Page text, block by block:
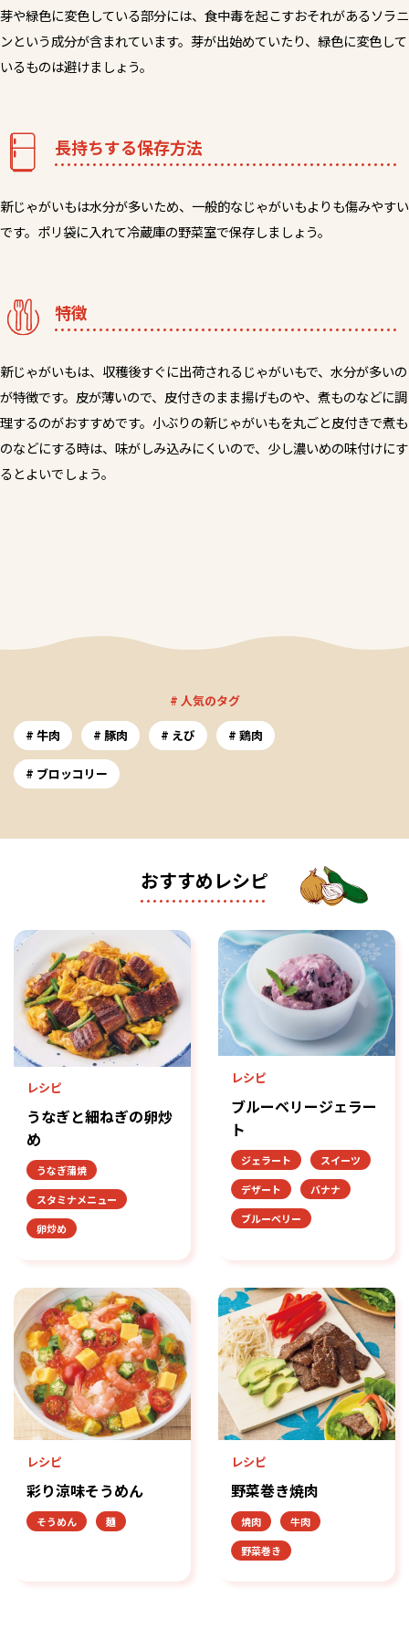
芽や緑色に変色している部分には、食中毒を起こすおそれがあるソラニ
ンという成分が含まれています。芽が出始めていたり、緑色に変色して
いるものは避けましょう。
長持ちする保存方法
新じゃがいもは水分が多いため、一般的なじゃがいもよりも傷みやすい
です。ポリ袋に入れて冷蔵庫の野菜室で保存しましょう。
特徴
新じゃがいもは、収穫後すぐに出荷されるじゃがいもで、水分が多いの
が特徴です。皮が薄いので、皮付きのまま揚げものや、煮ものなどに調
理するのがおすすめです。小ぶりの新じゃがいもを丸ごと皮付きで煮も
のなどにする時は、味がしみ込みにくいので、少し濃いめの味付けにす
るとよいでしょう。
# 人気のタグ
牛肉
豚肉 えび 鶏肉
ブロッコリー
おすすめレシピ
レシピ
うなぎと細ねぎの卵炒
め
うなぎ蒲焼
スタミナメニュー
卵炒め
レシピ
ブルーベリージェラー
ト
ジェラート
スイーツ
デザート
バナナ
ブルーベリー
レシピ
彩り涼味そうめん
そうめん 麺
レシピ
野菜巻き焼肉
焼肉
牛肉
野菜巻き